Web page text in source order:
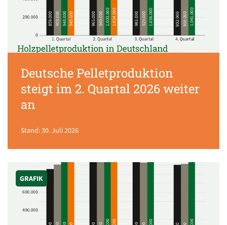
Deutsche Pelletproduktion
steigt im 2. Quartal 2026 weiter
an
Stand: 30. Juli 2026
GRAFIK